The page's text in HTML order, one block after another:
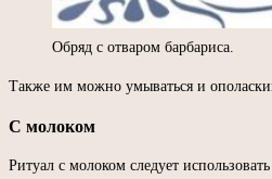
Обряд с отваром барбариса.
Также им можно умываться и
С молоком
Ритуал с молоком следует